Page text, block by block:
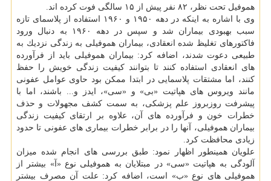
هموفیل تحت نظر، ۸۲ نفر پیش از ۱۵ سالگی فوت كرده اند.
وی با اشاره به اینكه در دهه ۱۹۵۰ و ۱۹۶۰ استفاده از پلاسمای تازه
سبب بهبودی بیماران شد و سپس در دهه ۱۹۶۰ به دنبال ورود
فاكتورهای تغلیظ شده انعقادی، بیماران هموفیلی به زندگی نزدیك به
طبیعی دعوت شدند، اضافه كرد: بیماران هموفیلی باید از فرآورده
های انعقادی استفاده كنند تا بتوانند كیفیت زندگی خویش را حفظ
كنند، اما مشتقات پلاسمایی در ابتدا ممكن بود حاوی عوامل عفونی
مانند ویروس های هپاتیت «بی» و «سی»، ایدز و... باشند، اما با
پیشرفت روزبروز علم پزشكی، به سمت كشف مجهولات و حذف
خطرات خون و فرآورده های آن، علاوه بر ارتقای كیفیت زندگی
بیماران هموفیلی، آنها را در برابر خطرات بیماری های عفونی تا حدود
زیادی محافظت كرد.
علویان همینطور اظهار نمود: طبق بررسی های انجام شده میزان
آلودگی به هپاتیت «سی» در مبتلایان به هموفیلی نوع «آ» بیشتر از
هموفیلی های نوع «ب» است، اضافه كرد: علت آن مصرف بیشتر